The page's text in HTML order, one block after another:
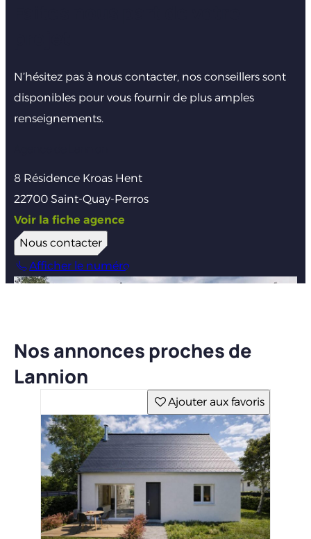
N’hésitez pas à nous contacter, nos conseillers sont
disponibles pour vous fournir de plus amples
renseignements.
8 Résidence Kroas Hent
22700 Saint-Quay-Perros
Voir la fiche agence
Nous contacter
Afficher le numéro
Nos annonces proches de
Lannion
Ajouter aux favoris